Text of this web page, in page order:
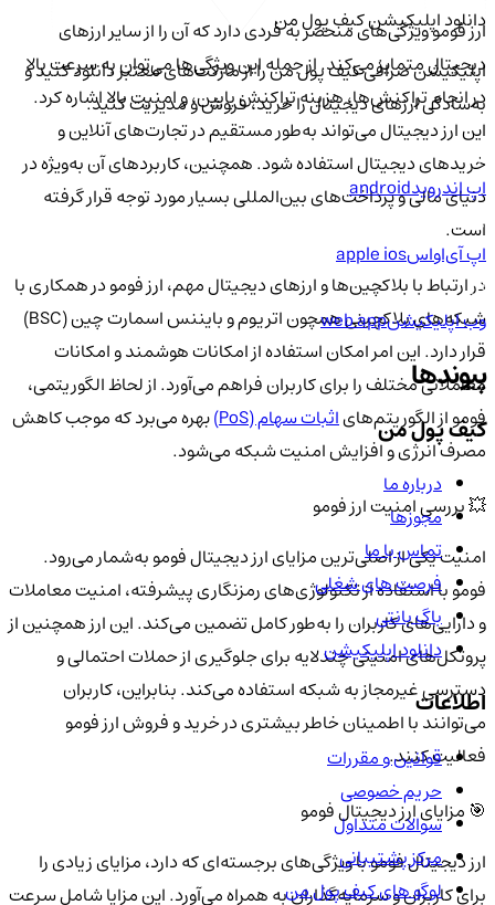
ارز فومو ویژگی‌های منحصر به فردی دارد که آن را از سایر ارزهای
دیجیتال متمایز می‌کند. از جمله این ویژگی‌ها می‌توان به سرعت بالا
در انجام تراکنش‌ها، هزینه تراکنش پایین، و امنیت بالا اشاره کرد.
این ارز دیجیتال می‌تواند به‌طور مستقیم در تجارت‌های آنلاین و
خریدهای دیجیتال استفاده شود. همچنین، کاربردهای آن به‌ویژه در
دنیای مالی و پرداخت‌های بین‌المللی بسیار مورد توجه قرار گرفته
است.
در ارتباط با بلاکچین‌ها و ارزهای دیجیتال مهم، ارز فومو در همکاری با
شبکه‌های بلاکچینی همچون اتریوم و بایننس اسمارت چین (BSC)
قرار دارد. این امر امکان استفاده از امکانات هوشمند و امکانات
معاملاتی مختلف را برای کاربران فراهم می‌آورد. از لحاظ الگوریتمی،
فومو از الگوریتم‌هایاثبات سهام (PoS)
بهره می‌برد که موجب کاهش
مصرف انرژی و افزایش امنیت شبکه می‌شود.
💥 بررسی امنیت ارز فومو
امنیت یکی از اصلی‌ترین مزایای ارز دیجیتال فومو به‌شمار می‌رود.
فومو با استفاده از تکنولوژی‌های رمزنگاری پیشرفته، امنیت معاملات
و دارایی‌های کاربران را به‌طور کامل تضمین می‌کند. این ارز همچنین از
پروتکل‌های امنیتی چندلایه برای جلوگیری از حملات احتمالی و
دسترسی غیرمجاز به شبکه استفاده می‌کند. بنابراین، کاربران
می‌توانند با اطمینان خاطر بیشتری در خرید و فروش ارز فومو
فعالیت کنند.
🎯 مزایای ارز دیجیتال فومو
ارز دیجیتال فومو با ویژگی‌های برجسته‌ای که دارد، مزایای زیادی را
برای کاربران و سرمایه‌گذاران به همراه می‌آورد. این مزایا شامل سرعت
دانلود اپلیکیشن کیف‌ پول من
اپلیکیشن صرافی کیف پول من را از مارکت‌های معتبر دانلود کنید و
به‌سادگی ارزهای دیجیتال را خرید، فروش و مدیریت کنید.
اپ اندرویدandroid
اپ آی‌او‌اسapple ios
وب اپلیکیشنweb app
پیوندها
کیف پول من
درباره ما
مجوزها
تماس با ما
فرصت های شغلی
باگ بانتی
دانلود اپلیکیشن
اطلاعات
قوانین و مقررات
حریم خصوصی
سوالات متداول
مرکز پشتیبانی
لوگو های کیف پول من